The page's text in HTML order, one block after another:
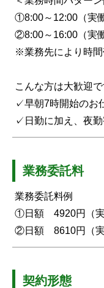
①8:00～12:00（実
②8:00～16:00（実
※業務先により時
こんな方は大歓迎
✓早朝7時開始のお
✓日勤に加え、夜勤
業務委託料
業務委託料例
①日額 4920円（実
②日額 8610円（実
契約形態